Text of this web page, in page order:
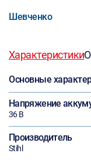
Шевченко
Характеристики
Основные
Напряжение
36 В
Производитель
Stihl